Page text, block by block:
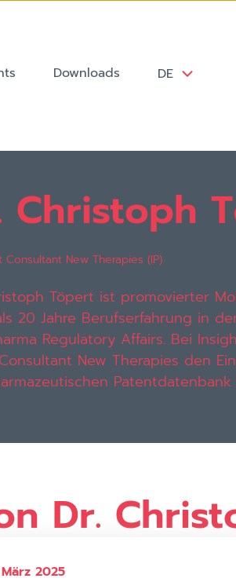
DE
Downloads
Christoph
Consultant New Therapies (IP)
Töpert ist promovierter
20 Jahre Berufserfahrung in
Regulatory Affairs. Bei
New Therapies den
Patentdatenbank
Dr.
2025